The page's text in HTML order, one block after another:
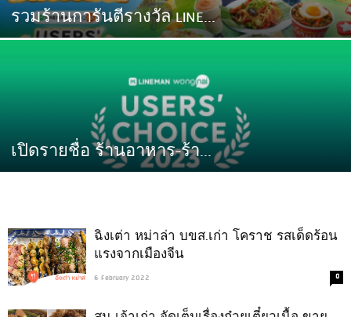
รวมร้านการันตีรางวัล LINE...
เปิดรายชื่อ ร้านอาหาร-ร้า...
ฉิงเต่า หม่าล่า บขส.เก่า โคราช รสเด็ดร้อน
แรงจากเมืองจีน
6 February 2022 0